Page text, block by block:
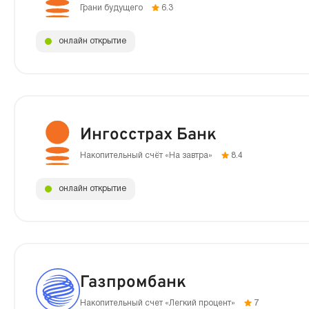
Грани будущего 6.3
онлайн открытие
Ингосстрах Банк
Накопительный счёт «На завтра» 8.4
онлайн открытие
Газпромбанк
Накопительный счет «Легкий процент» 7